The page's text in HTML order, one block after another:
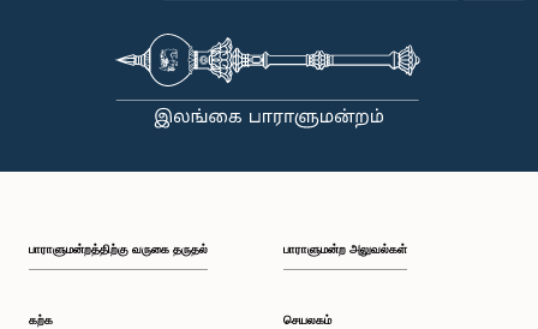
பாராளுமன்றத்திற்கு வருகை தருதல்
கற்க
பாராளுமன்ற அலுவல்கள்
செயலகம்